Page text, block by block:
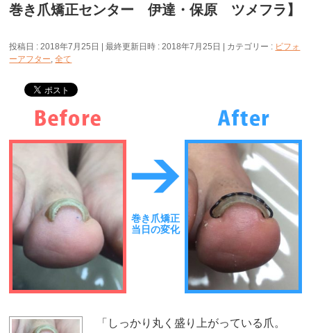
巻き爪矯正センター 伊達・保原 ツメフラ】
投稿日 : 2018年7月25日 最終更新日時 : 2018年7月25日 カテゴリー : ビフォ
ーアフター,全て
巻き爪矯正
当日の変化
「しっかり丸く盛り上がっている爪。